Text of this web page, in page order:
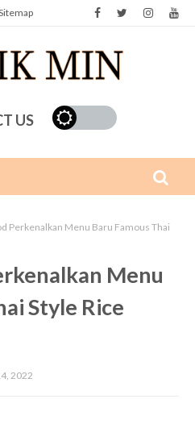
US
Perkenalkan Menu Baru Famous Thai
Menu
Style Rice
2022